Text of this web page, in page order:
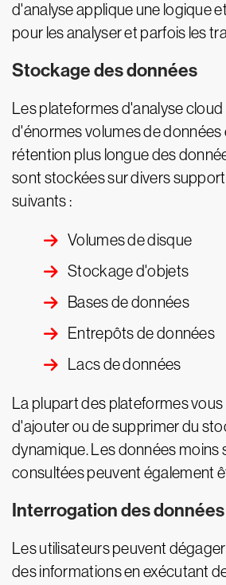
d'analyse applique une logique
pour les analyser et parfois les
Stockage des données
Les plateformes d'analyse
d'énormes volumes de
rétention plus longue des
sont stockées sur divers
suivants :
Volumes de disque
Stockage d'objets
Bases de données
Entrepôts de données
Lacs de données
La plupart des plateformes
d'ajouter ou de supprimer du
dynamique. Les données moins
consultées peuvent également
Interrogation des données
Les utilisateurs peuvent
des informations en exécutant